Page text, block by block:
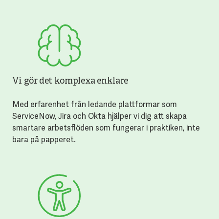
Vi gör det komplexa enklare
Med erfarenhet från ledande plattformar som
ServiceNow, Jira och Okta hjälper vi dig att skapa
smartare arbetsflöden som fungerar i praktiken, inte
bara på papperet.